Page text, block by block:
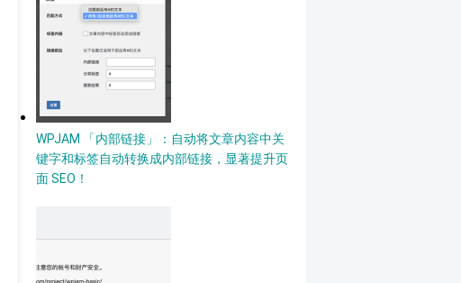
WPJAM 「内部链接」：自动将文章内容中关
键字和标签自动转换成内部链接，显著提升页
面 SEO！